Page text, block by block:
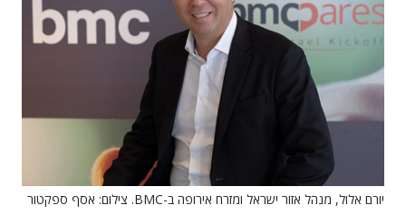
יורם אלול, מנהל אזור ישראל ומזרח אירופה ב-BMC. צילום: אסף ספקטור